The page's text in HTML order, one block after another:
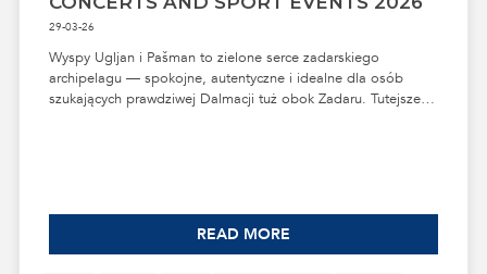
29-03-26
Wyspy Ugljan i Pašman to zielone serce zadarskiego
archipelagu — spokojne, autentyczne i idealne dla osób
szukających prawdziwej Dalmacji tuż obok Zadaru. Tutejsze
kończy się widokiem spektakularnego zachodu słońca nad
READ MORE